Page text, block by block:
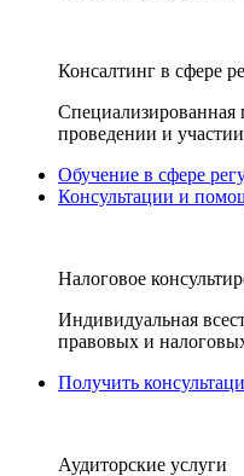
Консалтинг в сфере
Специализированная
проведении и
Обучение в сфере
Консультации и
Налоговое
Индивидуальная
правовых и
Получить
Аудиторские услуги